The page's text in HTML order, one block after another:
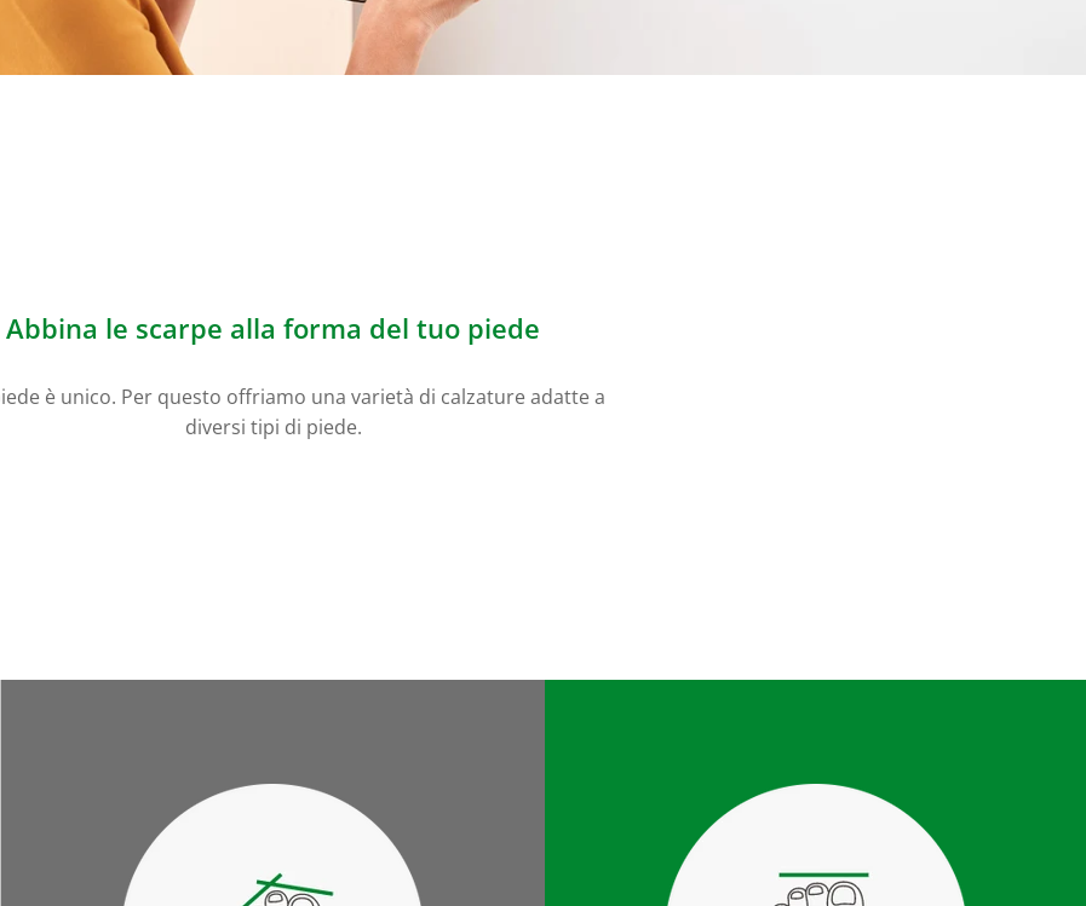
Abbina le scarpe alla forma del tuo piede
è unico. Per questo offriamo una varietà di calzature adatte a
diversi tipi di piede.